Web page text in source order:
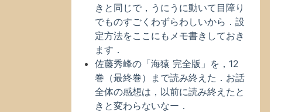
きと同じで，うにうに動いて目障り
でものすごくわずらわしいから．設
定方法をここにもメモ書きしておき
ます．
佐藤秀峰の「海猿 完全版」を，12
巻（最終巻）まで読み終えた．お話
全体の感想は，以前に読み終えたと
きと変わらないなー．